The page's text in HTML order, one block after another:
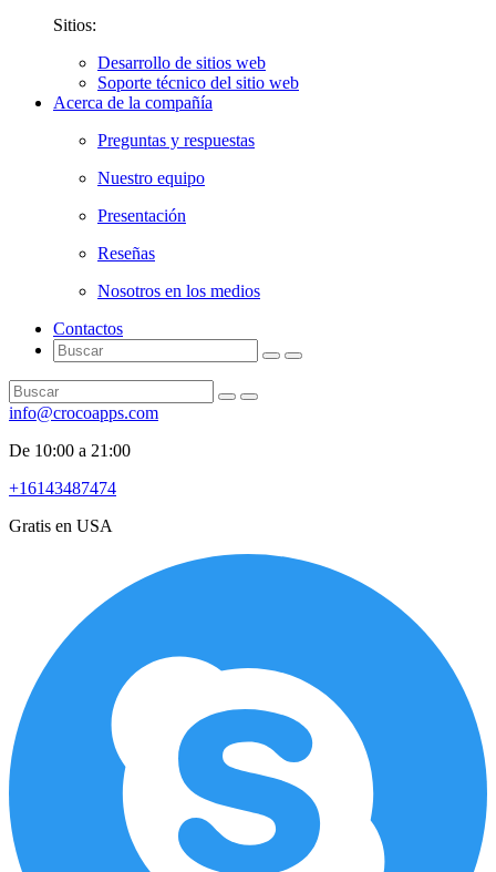
Sitios:
Desarrollo de sitios web
Soporte técnico del sitio web
Acerca de la compañía
Preguntas y respuestas
Nuestro equipo
Presentación
Reseñas
Nosotros en los medios
Contactos
info@crocoapps.com
De 10:00 a 21:00
+16143487474
Gratis en USA